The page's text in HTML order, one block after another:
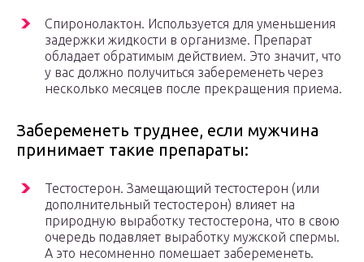
Спиронолактон. Используется для уменьшения
задержки жидкости в организме. Препарат
обладает обратимым действием. Это значит, что
у вас должно получиться забеременеть через
несколько месяцев после прекращения приема.
Забеременеть труднее, если мужчина
принимает такие препараты:
Тестостерон. Замещающий тестостерон (или
дополнительный тестостерон) влияет на
природную выработку тестостерона, что в свою
очередь подавляет выработку мужской спермы.
А это несомненно помешает забеременеть.